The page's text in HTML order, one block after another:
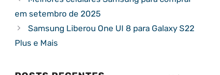
em setembro de 2025
Samsung Liberou One UI 8 para Galaxy S22
Plus e Mais